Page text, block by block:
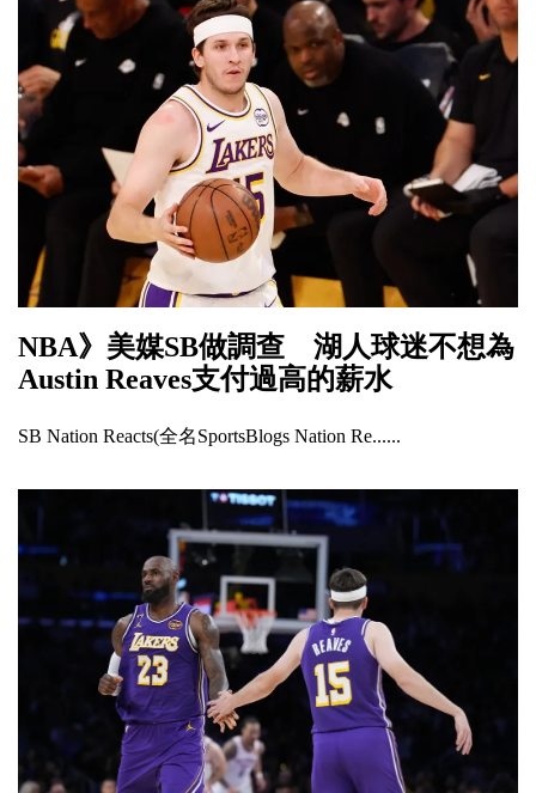
NBA》美媒SB做調查 湖人球迷不想為
Austin Reaves支付過高的薪水
SB Nation Reacts(全名SportsBlogs Nation Re......